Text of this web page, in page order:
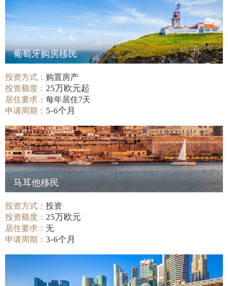
葡萄牙购房移民
投资方式： 购置房产
投资额度： 25万欧元起
居住要求：每年居住7天
申请周期： 5-6个月
马耳他移民
投资方式：投资
投资额度： 25万欧元
居住要求：无
申请周期：3-6个月